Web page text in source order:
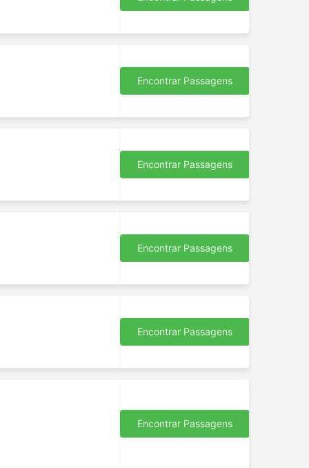
Encontrar Passagens
Encontrar Passagens
Encontrar Passagens
Encontrar Passagens
Encontrar Passagens